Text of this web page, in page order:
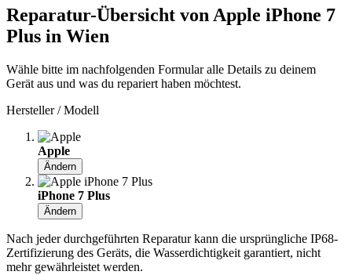
Reparatur-Übersicht von Apple iPhone 7
Plus in Wien
Wähle bitte im nachfolgenden Formular alle Details zu deinem
Gerät aus und was du repariert haben möchtest.
Hersteller / Modell
Apple
Ändern
iPhone 7 Plus
Ändern
Nach jeder durchgeführten Reparatur kann die ursprüngliche IP68-
Zertifizierung des Geräts, die Wasserdichtigkeit garantiert, nicht
mehr gewährleistet werden.